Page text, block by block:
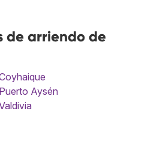
de arriendo de
Aysén